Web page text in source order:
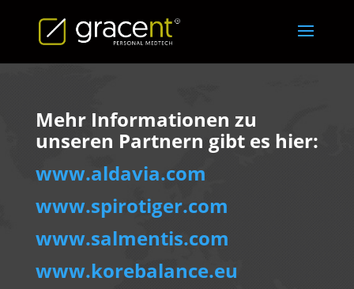
Mehr Informationen zu
unseren Partnern gibt es hier:
www.aldavia.com
www.spirotiger.com
www.salmentis.com
www.korebalance.eu